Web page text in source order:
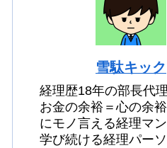
雪駄キック
経理歴18年の部長代理
お金の余裕＝心の余
にモノ言える経理マン
学び続ける経理パー